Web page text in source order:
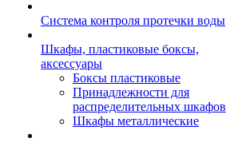
Система контроля протечки воды
Шкафы, пластиковые боксы,
аксессуары
Боксы пластиковые
Принадлежности для
распределительных шкафов
Шкафы металлические